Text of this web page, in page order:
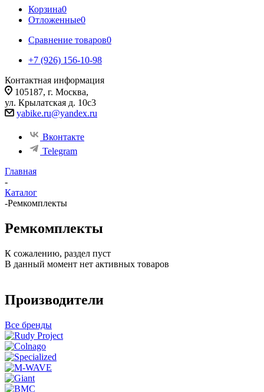
Корзина0
Отложенные0
Сравнение товаров0
+7 (926) 156-10-98
Контактная информация
105187, г. Москва,
ул. Крылатская д. 10с3
yabike.ru@yandex.ru
Вконтакте
Telegram
Главная
-
Каталог
-Ремкомплекты
Ремкомплекты
К сожалению, раздел пуст
В данный момент нет активных товаров
Производители
Все бренды